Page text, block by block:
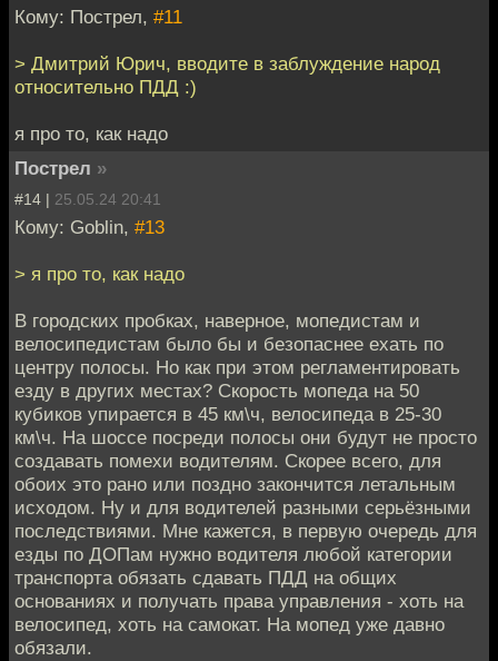
Кому: Пострел, #11
> Дмитрий Юрич, вводите в заблуждение народ
относительно ПДД :)
я про то, как надо
Пострел »
#14 | 25.05.24 20:41
Кому: Goblin, #13
> я про то, как надо
В городских пробках, наверное, мопедистам и
велосипедистам было бы и безопаснее ехать по
центру полосы. Но как при этом регламентировать
езду в других местах? Скорость мопеда на 50
кубиков упирается в 45 км\ч, велосипеда в 25-30
км\ч. На шоссе посреди полосы они будут не просто
создавать помехи водителям. Скорее всего, для
обоих это рано или поздно закончится летальным
исходом. Ну и для водителей разными серьёзными
последствиями. Мне кажется, в первую очередь для
езды по ДОПам нужно водителя любой категории
транспорта обязать сдавать ПДД на общих
основаниях и получать права управления - хоть на
велосипед, хоть на самокат. На мопед уже давно
обязали.